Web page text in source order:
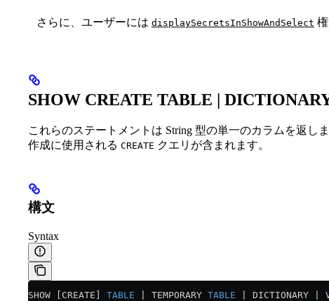
さらに、ユーザーには displaySecretsInShowAndSelect
SHOW CREATE TABLE |
これらのステートメントは String 型の単一のカラムを返し
作成に使用される CREATE クエリが含まれます。
構文
Syntax
SHOW [CREATE] TABLE | TEMPORARY TABLE | DICTIONARY |